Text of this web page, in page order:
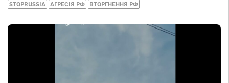
STOPRUSSIA АГРЕСІЯ РФ ВТОРГНЕННЯ РФ